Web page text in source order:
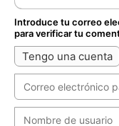
Introduce tu correo
para verificar tu
Tengo una cuenta